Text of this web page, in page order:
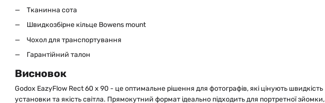
Тканинна сота
Швидкозбірне кільце Bowens mount
Чохол для транспортування
Гарантійний талон
Висновок
Godox EazyFlow Rect 60 x 90 - це оптимальне рішення для фотографів, які цінують швидкість
установки та якість світла. Прямокутний формат ідеально підходить для портретної зйомки,